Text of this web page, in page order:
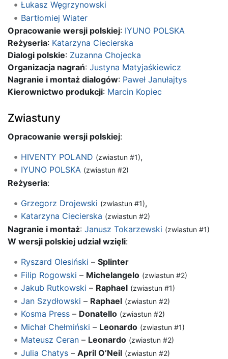
Łukasz Węgrzynowski
Bartłomiej Wiater
Opracowanie wersji polskiej: IYUNO POLSKA
Reżyseria: Katarzyna Ciecierska
Dialogi polskie: Zuzanna Chojecka
Organizacja nagrań: Justyna Matyjaśkiewicz
Nagranie i montaż dialogów: Paweł Janułajtys
Kierownictwo produkcji: Marcin Kopiec
Zwiastuny
Opracowanie wersji polskiej:
HIVENTY POLAND (zwiastun #1),
IYUNO POLSKA (zwiastun #2)
Reżyseria:
Grzegorz Drojewski (zwiastun #1),
Katarzyna Ciecierska (zwiastun #2)
Nagranie i montaż: Janusz Tokarzewski (zwiastun #1)
W wersji polskiej udział wzięli:
Ryszard Olesiński – Splinter
Filip Rogowski – Michelangelo (zwiastun #2)
Jakub Rutkowski – Raphael (zwiastun #1)
Jan Szydłowski – Raphael (zwiastun #2)
Kosma Press– Donatello (zwiastun #2)
Michał Chełmiński – Leonardo (zwiastun #1)
Mateusz Ceran– Leonardo (zwiastun #2)
Julia Chatys– April O’Neil (zwiastun #2)